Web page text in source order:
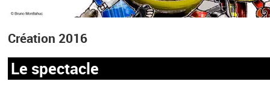
Création 2016
Le spectacle